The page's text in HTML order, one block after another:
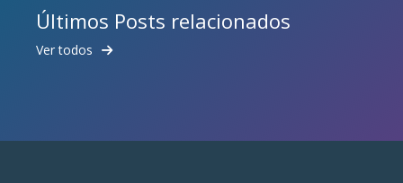
Últimos Posts relacionados
Ver todos